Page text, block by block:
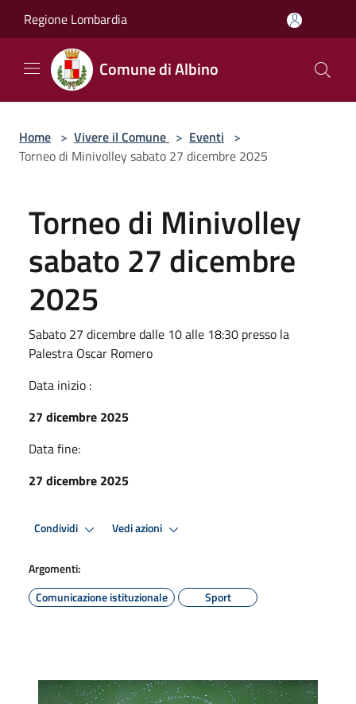
Regione Lombardia
Comune di Albino
Home > Vivere il Comune > Eventi >
Torneo di Minivolley sabato 27 dicembre 2025
Torneo di Minivolley
sabato 27 dicembre
2025
Sabato 27 dicembre dalle 10 alle 18:30 presso la
Palestra Oscar Romero
Data inizio :
27 dicembre 2025
Data fine:
27 dicembre 2025
Condividi Vedi azioni
Argomenti:
Comunicazione istituzionale
Sport